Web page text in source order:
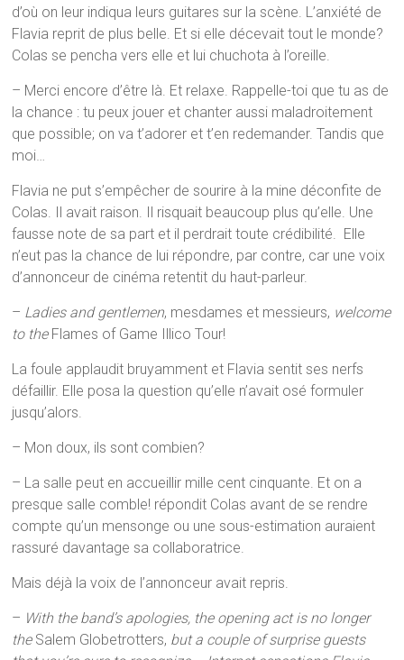
d’où on leur indiqua leurs guitares sur la scène. L’anxiété de
Flavia reprit de plus belle. Et si elle décevait tout le monde?
Colas se pencha vers elle et lui chuchota à l’oreille.
– Merci encore d’être là. Et relaxe. Rappelle-toi que tu as de
la chance : tu peux jouer et chanter aussi maladroitement
que possible; on va t’adorer et t’en redemander. Tandis que
moi…
Flavia ne put s’empêcher de sourire à la mine déconfite de
Colas. Il avait raison. Il risquait beaucoup plus qu’elle. Une
fausse note de sa part et il perdrait toute crédibilité. Elle
n’eut pas la chance de lui répondre, par contre, car une voix
d’annonceur de cinéma retentit du haut-parleur.
– Ladies and gentlemen, mesdames et messieurs, welcome
to the Flames of Game Illico Tour!
La foule applaudit bruyamment et Flavia sentit ses nerfs
défaillir. Elle posa la question qu’elle n’avait osé formuler
jusqu’alors.
– Mon doux, ils sont combien?
– La salle peut en accueillir mille cent cinquante. Et on a
presque salle comble! répondit Colas avant de se rendre
compte qu’un mensonge ou une sous-estimation auraient
rassuré davantage sa collaboratrice.
Mais déjà la voix de l’annonceur avait repris.
– With the band’s apologies, the opening act is no longer
theSalem Globetrotters, but a couple of surprise guests